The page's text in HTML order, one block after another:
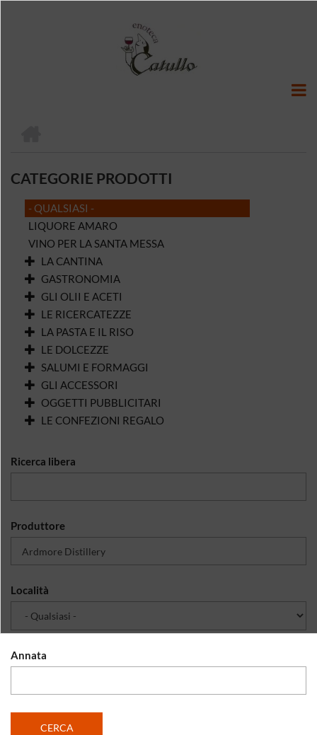
DI
PANE
CATEGORIE PRODOTTI
- QUALSIASI -
LIQUORE AMARO
VINO PER LA SANTA MESSA
LA CANTINA
GASTRONOMIA
GLI OLII E ACETI
LE RICERCATEZZE
LA PASTA E IL RISO
LE DOLCEZZE
SALUMI E FORMAGGI
GLI ACCESSORI
OGGETTI PUBBLICITARI
LE CONFEZIONI REGALO
Ricerca libera
Produttore
Località
Annata